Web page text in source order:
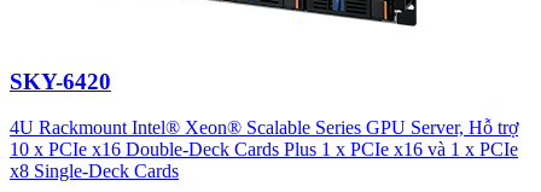
SKY-6420
4U Rackmount Intel® Xeon® Scalable Series GPU Server, Hỗ trợ
10 x PCIe x16 Double-Deck Cards Plus 1 x PCIe x16 và 1 x PCIe
x8 Single-Deck Cards